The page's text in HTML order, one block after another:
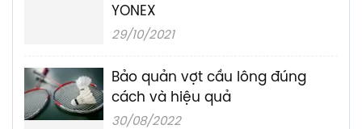
YONEX
29/10/2021
Bảo quản vợt cầu lông đúng
cách và hiệu quả
30/08/2022